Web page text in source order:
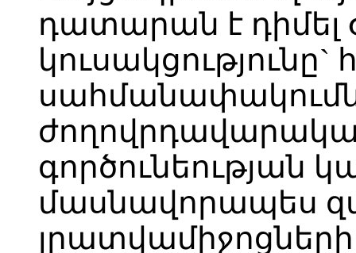
դատարան է դիմել
կուսակցությունը`
գործունեության
մասնավորապես